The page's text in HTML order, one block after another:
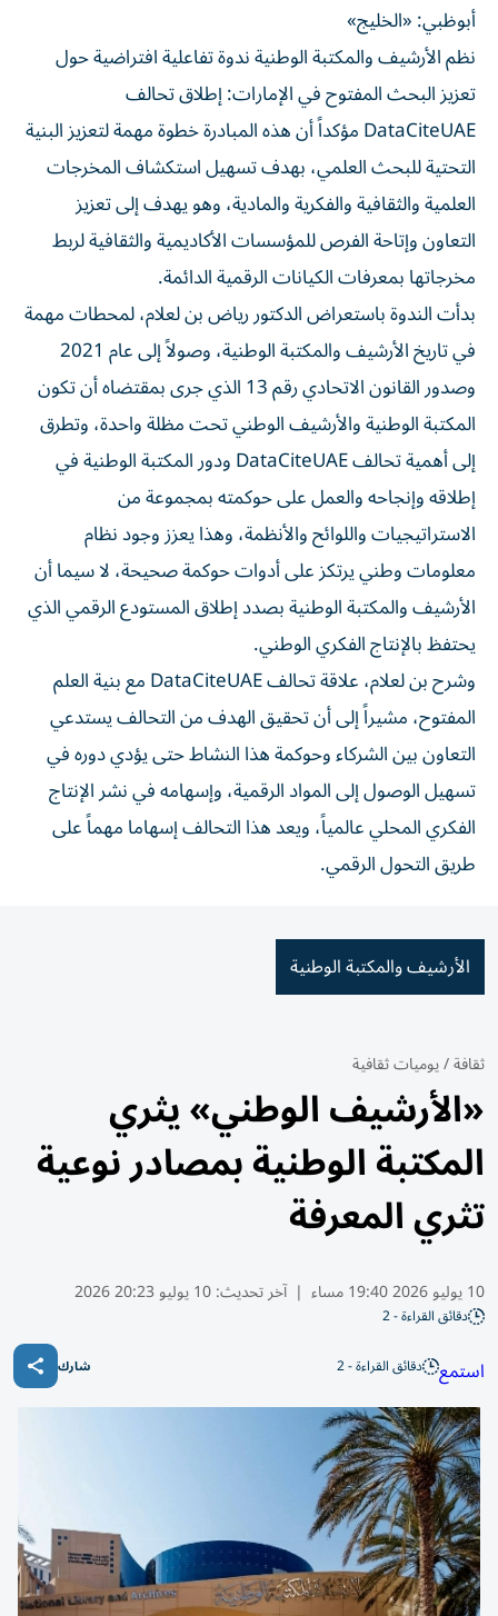
أبوظبي: «الخليج»
نظم الأرشيف والمكتبة الوطنية ندوة تفاعلية افتراضية حول
تعزيز البحث المفتوح في الإمارات: إطلاق تحالف
DataCiteUAE مؤكداً أن هذه المبادرة خطوة مهمة لتعزيز البنية
التحتية للبحث العلمي، بهدف تسهيل استكشاف المخرجات
العلمية والثقافية والفكرية والمادية، وهو يهدف إلى تعزيز
التعاون وإتاحة الفرص للمؤسسات الأكاديمية والثقافية لربط
مخرجاتها بمعرفات الكيانات الرقمية الدائمة.
بدأت الندوة باستعراض الدكتور رياض بن لعلام، لمحطات مهمة
في تاريخ الأرشيف والمكتبة الوطنية، وصولاً إلى عام 2021
وصدور القانون الاتحادي رقم 13 الذي جرى بمقتضاه أن تكون
المكتبة الوطنية والأرشيف الوطني تحت مظلة واحدة، وتطرق
إلى أهمية تحالف DataCiteUAE ودور المكتبة الوطنية في
إطلاقه وإنجاحه والعمل على حوكمته بمجموعة من
الاستراتيجيات واللوائح والأنظمة، وهذا يعزز وجود نظام
معلومات وطني يرتكز على أدوات حوكمة صحيحة، لا سيما أن
الأرشيف والمكتبة الوطنية بصدد إطلاق المستودع الرقمي الذي
يحتفظ بالإنتاج الفكري الوطني.
وشرح بن لعلام، علاقة تحالف DataCiteUAE مع بنية العلم
المفتوح، مشيراً إلى أن تحقيق الهدف من التحالف يستدعي
التعاون بين الشركاء وحوكمة هذا النشاط حتى يؤدي دوره في
تسهيل الوصول إلى المواد الرقمية، وإسهامه في نشر الإنتاج
الفكري المحلي عالمياً، ويعد هذا التحالف إسهاما مهماً على
طريق التحول الرقمي.
الأرشيف والمكتبة الوطنية
ثقافة/يوميات ثقافية
«الأرشيف الوطني» يثري
المكتبة الوطنية بمصادر نوعية
تثري المعرفة
10 يوليو 2026 19:40 مساء | آخر تحديث:10 يوليو 20:23 2026
دقائق القراءة - 2
استمع دقائق القراءة - 2 شارك